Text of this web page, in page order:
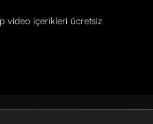
video içerikleri ücretsiz